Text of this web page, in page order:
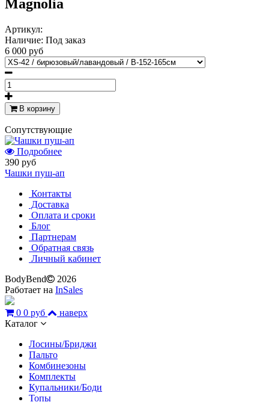
Magnolia
Артикул:
Наличие: Под заказ
6 000 руб
В корзину
Cопутствующие
Подробнее
390 руб
Чашки пуш-ап
Контакты
Доставка
Оплата и сроки
Блог
Партнерам
Обратная связь
Личный кабинет
BodyBend
2026
Работает на InSales
0 0 руб
наверх
Каталог
Лосины/Бриджи
Пальто
Комбинезоны
Комплекты
Купальники/Боди
Топы